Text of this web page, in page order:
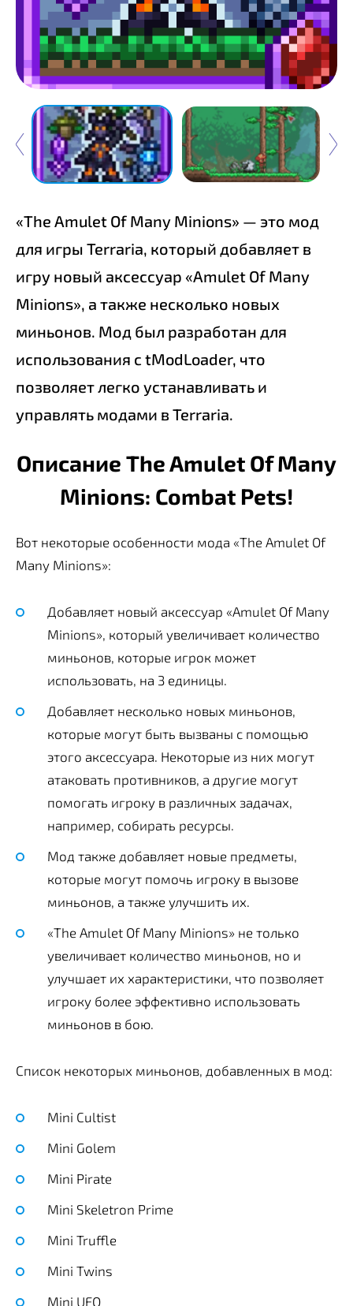
«The Amulet Of Many Minions» — это мод
для игры Terraria, который добавляет в
игру новый аксессуар «Amulet Of Many
Minions», а также несколько новых
миньонов. Мод был разработан для
использования с tModLoader, что
позволяет легко устанавливать и
управлять модами в Terraria.
Описание The Amulet Of Many
Minions: Combat Pets!
Вот некоторые особенности мода «The Amulet Of
Many Minions»:
Добавляет новый аксессуар «Amulet Of Many
Minions», который увеличивает количество
миньонов, которые игрок может
использовать, на 3 единицы.
Добавляет несколько новых миньонов,
которые могут быть вызваны с помощью
этого аксессуара. Некоторые из них могут
атаковать противников, а другие могут
помогать игроку в различных задачах,
например, собирать ресурсы.
Мод также добавляет новые предметы,
которые могут помочь игроку в вызове
миньонов, а также улучшить их.
«The Amulet Of Many Minions» не только
увеличивает количество миньонов, но и
улучшает их характеристики, что позволяет
игроку более эффективно использовать
миньонов в бою.
Список некоторых миньонов, добавленных в мод:
Mini Cultist
Mini Golem
Mini Pirate
Mini Skeletron Prime
Mini Truffle
Mini Twins
Mini UFO